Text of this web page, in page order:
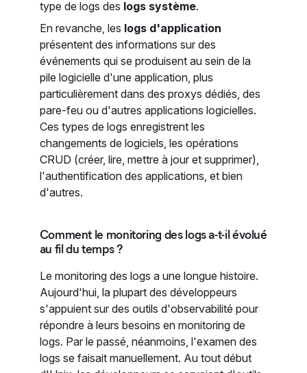
type de logs des logs système.
En revanche, les logs d'application
présentent des informations sur des
événements qui se produisent au sein de la
pile logicielle d'une application, plus
particulièrement dans des proxys dédiés, des
pare-feu ou d'autres applications logicielles.
Ces types de logs enregistrent les
changements de logiciels, les opérations
CRUD (créer, lire, mettre à jour et supprimer),
l'authentification des applications, et bien
d'autres.
Comment le monitoring des logs a-t-il évolué
au fil du temps ?
Le monitoring des logs a une longue histoire.
Aujourd'hui, la plupart des développeurs
s'appuient sur des outils d'observabilité pour
répondre à leurs besoins en monitoring de
logs. Par le passé, néanmoins, l'examen des
logs se faisait manuellement. Au tout début